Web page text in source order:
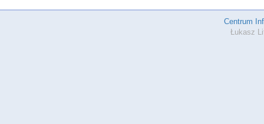
Centrum
Łukasz